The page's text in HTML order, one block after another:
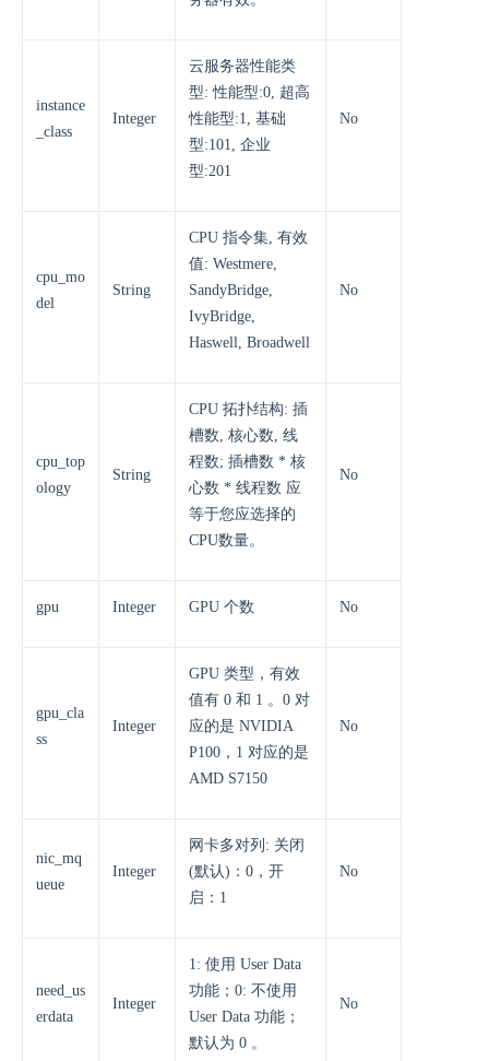
instance
_class
Integer
云服务器性能类
型: 性能型:0, 超高
性能型:1, 基础
型:101, 企业
型:201
No
cpu_mo
del
String
CPU 指令集, 有效
值: Westmere,
SandyBridge,
IvyBridge,
Haswell, Broadwell
No
cpu_top
ology
String
CPU 拓扑结构: 插
槽数, 核心数, 线
程数; 插槽数 * 核
心数 * 线程数 应
等于您应选择的
CPU数量。
No
gpu Integer GPU 个数 No
gpu_cla
ss
Integer
GPU 类型，有效
值有 0 和 1 。0 对
应的是 NVIDIA
P100，1 对应的是
AMD S7150
No
nic_mq
ueue
Integer
网卡多对列: 关闭
(默认)：0，开
启：1
No
need_us
erdata
Integer
1: 使用 User Data
功能；0: 不使用
User Data 功能；
默认为 0 。
No